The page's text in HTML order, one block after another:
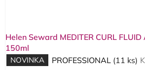
Helen Seward MEDITER CURL
150ml
NOVINKA PROFESSIONAL (11 ks)